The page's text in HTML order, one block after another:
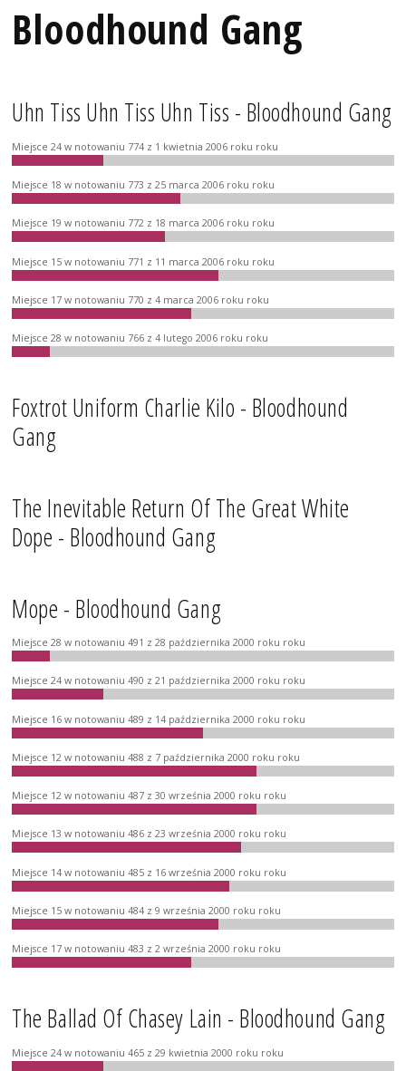
Bloodhound Gang
Uhn Tiss Uhn Tiss Uhn Tiss - Bloodhound Gang
Miejsce 24 w notowaniu 774 z 1 kwietnia 2006 roku roku
Miejsce 18 w notowaniu 773 z 25 marca 2006 roku roku
Miejsce 19 w notowaniu 772 z 18 marca 2006 roku roku
Miejsce 15 w notowaniu 771 z 11 marca 2006 roku roku
Miejsce 17 w notowaniu 770 z 4 marca 2006 roku roku
Miejsce 28 w notowaniu 766 z 4 lutego 2006 roku roku
Foxtrot Uniform Charlie Kilo - Bloodhound
Gang
The Inevitable Return Of The Great White
Dope - Bloodhound Gang
Mope - Bloodhound Gang
Miejsce 28 w notowaniu 491 z 28 października 2000 roku roku
Miejsce 24 w notowaniu 490 z 21 października 2000 roku roku
Miejsce 16 w notowaniu 489 z 14 października 2000 roku roku
Miejsce 12 w notowaniu 488 z 7 października 2000 roku roku
Miejsce 12 w notowaniu 487 z 30 września 2000 roku roku
Miejsce 13 w notowaniu 486 z 23 września 2000 roku roku
Miejsce 14 w notowaniu 485 z 16 września 2000 roku roku
Miejsce 15 w notowaniu 484 z 9 września 2000 roku roku
Miejsce 17 w notowaniu 483 z 2 września 2000 roku roku
The Ballad Of Chasey Lain - Bloodhound Gang
Miejsce 24 w notowaniu 465 z 29 kwietnia 2000 roku roku